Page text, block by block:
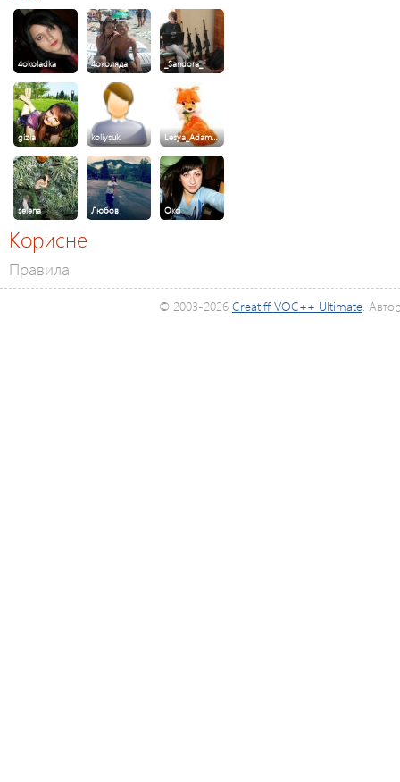
4okoladka 4околяда _Sandora_
gizia koliysuk Lesya_Adam…
selena Любов Оксі
Корисне
Правила
© 2003-2026 Creatiff VOC++ Ultimate.